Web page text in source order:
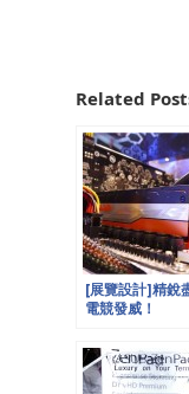
Related
[展覽設計]精銳
電競發威！
電腦展，歐立利
空間